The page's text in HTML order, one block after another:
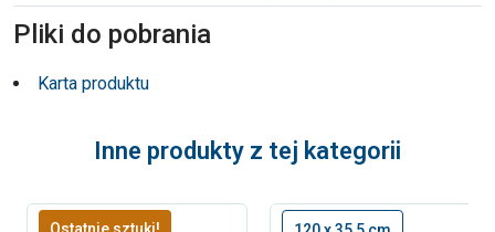
Pliki do pobrania
Karta produktu
Inne produkty z tej kategorii